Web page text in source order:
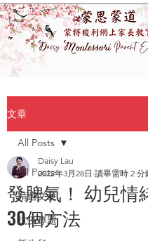
文章
All Posts
精選文章
抗疫專題
All Posts
發脾氣！ 幼兒情
30個方法
Daisy Lau
2022年3月28日 讀畢需時 2 分